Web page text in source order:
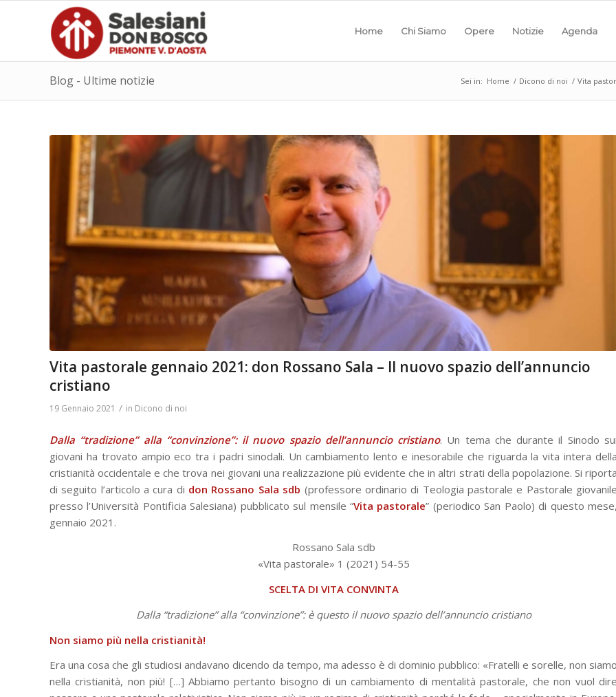
Home Chi Siamo Opere Notizie Agenda
Blog - Ultime notizie Sei in: Home / Dicono di noi / Vita
Vita pastorale gennaio 2021: don Rossano Sala – Il nuovo spazio dell’annuncio
cristiano
19 Gennaio 2021 / in Dicono di noi
Dalla “tradizione” alla “convinzione”: il nuovo spazio dell’annuncio cristiano. Un tema che durante il Sinodo sui
giovani ha trovato ampio eco tra i padri sinodali. Un cambiamento lento e inesorabile che riguarda la vita intera della
cristianità occidentale e che trova nei giovani una realizzazione più evidente che in altri strati della popolazione. Si riporta
di seguito l’articolo a cura di don Rossano Sala sdb (professore ordinario di Teologia pastorale e Pastorale giovanile
presso l’Università Pontificia Salesiana) pubblicato sul mensile “Vita pastorale” (periodico San Paolo) di questo mese,
gennaio 2021.
Rossano Sala sdb
«Vita pastorale» 1 (2021) 54-55
SCELTA DI VITA CONVINTA
Dalla “tradizione” alla “convinzione”: è questo il nuovo spazio dell’annuncio cristiano
Non siamo più nella cristianità!
Era una cosa che gli studiosi andavano dicendo da tempo, ma adesso è di dominio pubblico: «Fratelli e sorelle, non siamo
nella cristianità, non più! […] Abbiamo pertanto bisogno di un cambiamento di mentalità pastorale, che non vuol dire